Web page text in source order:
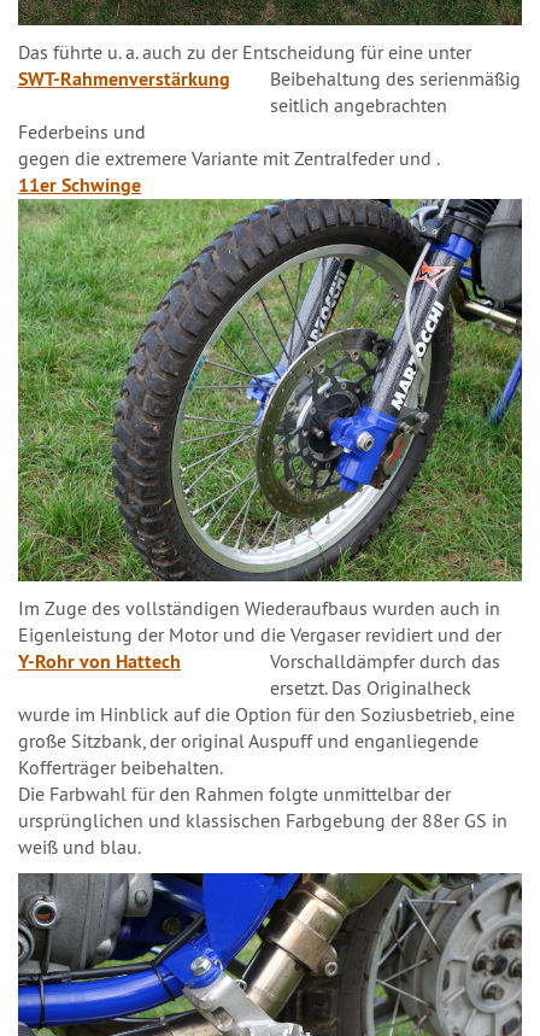
Das führte u. a. auch zu der Entscheidung für eine
SWT-Rahmenverstärkung
unter
Beibehaltung des serienmäßig
seitlich angebrachten
Federbeins und
gegen die extremere Variante mit Zentralfeder und
11er Schwinge
.
Im Zuge des vollständigen Wiederaufbaus wurden auch in
Eigenleistung der Motor und die Vergaser revidiert und der
Vorschalldämpfer durch das
Y-Rohr von Hattech
ersetzt. Das Originalheck
wurde im Hinblick auf die Option für den Soziusbetrieb, eine
große Sitzbank, der original Auspuff und enganliegende
Kofferträger beibehalten.
Die Farbwahl für den Rahmen folgte unmittelbar der
ursprünglichen und klassischen Farbgebung der 88er GS in
weiß und blau.